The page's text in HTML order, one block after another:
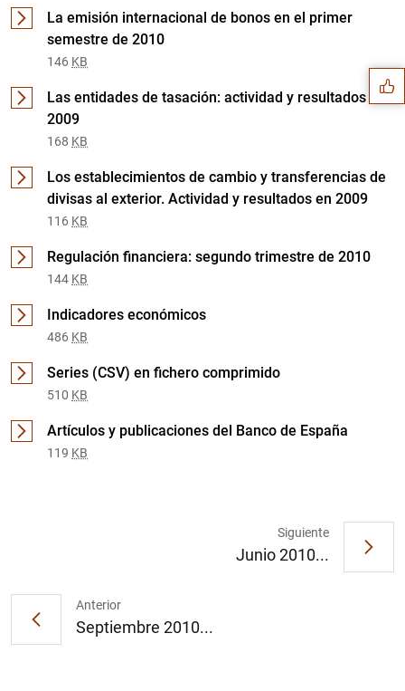
La emisión internacional de bonos en el primer
semestre de 2010
146 KB
Las entidades de tasación: actividad y resultados en
2009
168 KB
Los establecimientos de cambio y transferencias de
divisas al exterior. Actividad y resultados en 2009
116 KB
Regulación financiera: segundo trimestre de 2010
144 KB
Indicadores económicos
486 KB
Series (CSV) en fichero comprimido
510 KB
Artículos y publicaciones del Banco de España
119 KB
Anterior
Septiembre 2010...
Siguiente
Junio 2010...
Sugerencias